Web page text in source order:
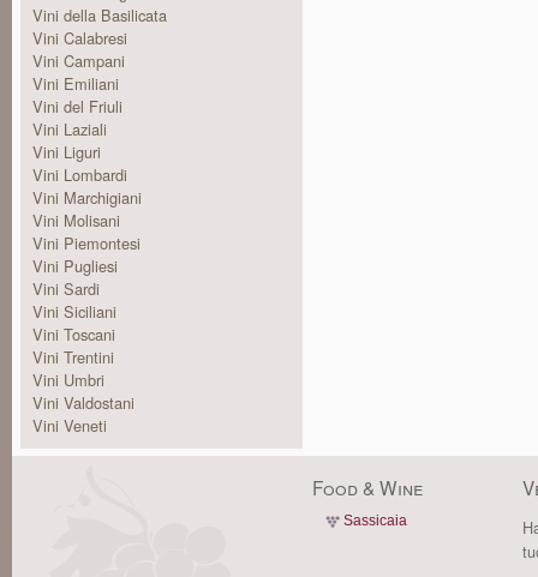
Vini della Basilicata
Vini Calabresi
Vini Campani
Vini Emiliani
Vini del Friuli
Vini Laziali
Vini Liguri
Vini Lombardi
Vini Marchigiani
Vini Molisani
Vini Piemontesi
Vini Pugliesi
Vini Sardi
Vini Siciliani
Vini Toscani
Vini Trentini
Vini Umbri
Vini Valdostani
Vini Veneti
Food & Wine
Sassicaia